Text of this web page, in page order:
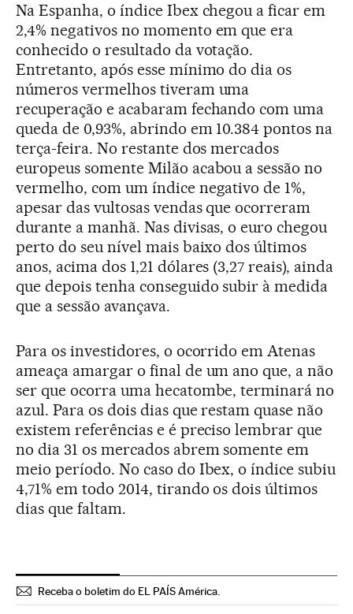
Na Espanha, o índice Ibex chegou a ficar em
2,4% negativos no momento em que era
conhecido o resultado da votação.
Entretanto, após esse mínimo do dia os
números vermelhos tiveram uma
recuperação e acabaram fechando com uma
queda de 0,93%, abrindo em 10.384 pontos na
terça-feira. No restante dos mercados
europeus somente Milão acabou a sessão no
vermelho, com um índice negativo de 1%,
apesar das vultosas vendas que ocorreram
durante a manhã. Nas divisas, o euro chegou
perto do seu nível mais baixo dos últimos
anos, acima dos 1,21 dólares (3,27 reais), ainda
que depois tenha conseguido subir à medida
que a sessão avançava.
Para os investidores, o ocorrido em Atenas
ameaça amargar o final de um ano que, a não
ser que ocorra uma hecatombe, terminará no
azul. Para os dois dias que restam quase não
existem referências e é preciso lembrar que
no dia 31 os mercados abrem somente em
meio período. No caso do Ibex, o índice subiu
4,71% em todo 2014, tirando os dois últimos
dias que faltam.
Receba o boletim do EL PAÍS América.